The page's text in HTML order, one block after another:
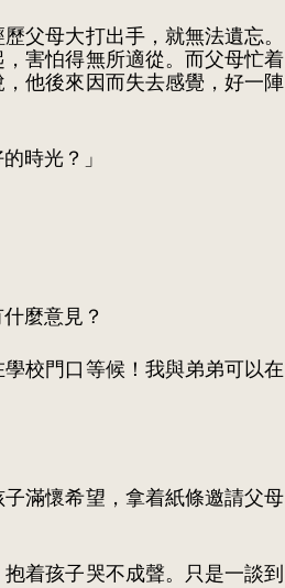
父母大打出手，就無法遺忘。
害怕得無所適從。而父母忙着
他後來因而失去感覺，好一陣
時光？」
麼意見？
校門口等候！我與弟弟可以在
滿懷希望，拿着紙條邀請父母
着孩子哭不成聲。只是一談到